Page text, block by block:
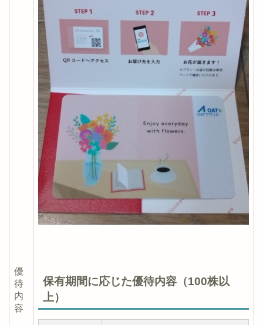
優
待
内
容
保有期間に応じた優待内容（100株以
上）